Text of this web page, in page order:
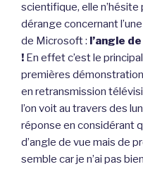
scientifique, elle n’hésite
dérange concernant
de Microsoft : l’angle
! En effet c’est le
premières
en retransmission
l’on voit au travers des
réponse en considérant
d’angle de vue mais de
semble car je n’ai pas